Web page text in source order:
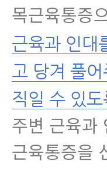
목근육통증
근육과 인대
고 당겨 풀
직일 수 있
주변 근육과
근육통증을